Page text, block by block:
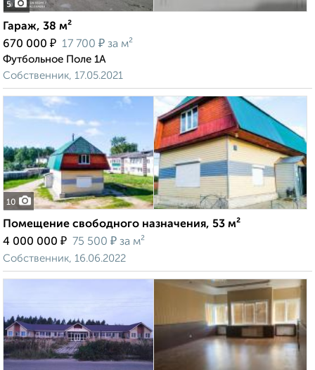
5
Гараж, 38 м²
670 000 ₽ 17 700 ₽ за м²
Футбольное Поле 1А
Собственник, 17.05.2021
10
Помещение свободного назначения, 53 м²
4 000 000 ₽ 75 500 ₽ за м²
Собственник, 16.06.2022